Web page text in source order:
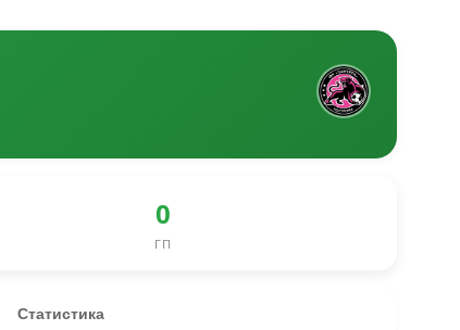
0
ГП
Статистика